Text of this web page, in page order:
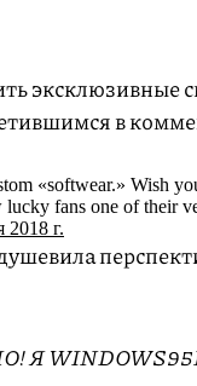
эксклюзивные
в
«softwear.» Wish
fans one of their
2018 г.